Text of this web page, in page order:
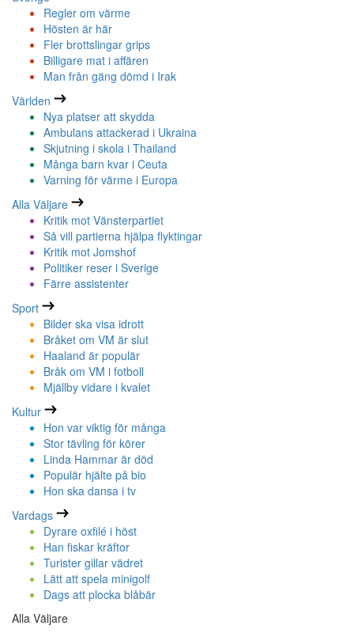
Regler om värme
Hösten är här
Fler brottslingar grips
Billigare mat i affären
Man från gäng dömd i Irak
Världen
Nya platser att skydda
Ambulans attackerad i Ukraina
Skjutning i skola i Thailand
Många barn kvar i Ceuta
Varning för värme i Europa
Alla Väljare
Kritik mot Vänsterpartiet
Så vill partierna hjälpa flyktingar
Kritik mot Jomshof
Politiker reser i Sverige
Färre assistenter
Sport
Bilder ska visa idrott
Bråket om VM är slut
Haaland är populär
Bråk om VM i fotboll
Mjällby vidare i kvalet
Kultur
Hon var viktig för många
Stor tävling för körer
Linda Hammar är död
Populär hjälte på bio
Hon ska dansa i tv
Vardags
Dyrare oxfilé i höst
Han fiskar kräftor
Turister gillar vädret
Lätt att spela minigolf
Dags att plocka blåbär
Alla Väljare